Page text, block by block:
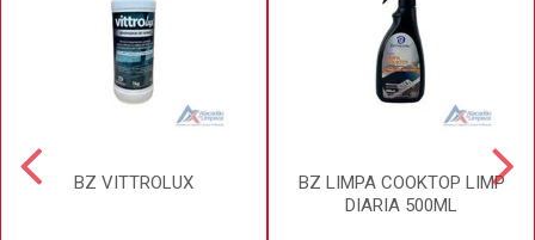
BZ VITTROLUX
BZ LIMPA COOKTOP LIMP
DIARIA 500ML